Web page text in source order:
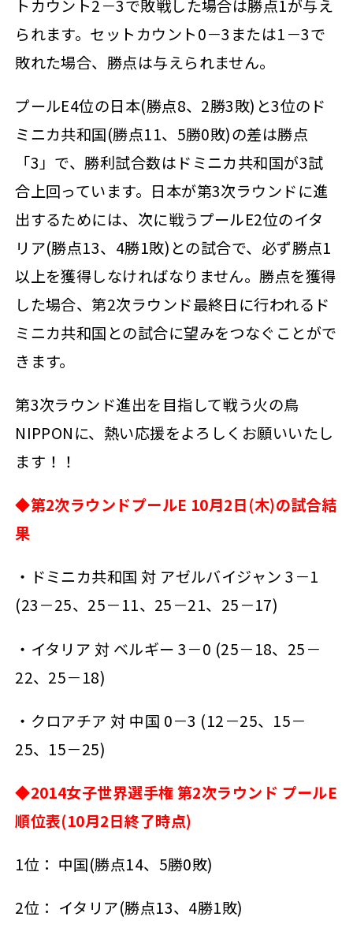
トカウント2－3で敗戦した場合は勝点1が与え
られます。セットカウント0－3または1－3で
敗れた場合、勝点は与えられません。
プールE4位の日本(勝点8、2勝3敗)と3位のド
ミニカ共和国(勝点11、5勝0敗)の差は勝点
「3」で、勝利試合数はドミニカ共和国が3試
合上回っています。日本が第3次ラウンドに進
出するためには、次に戦うプールE2位のイタ
リア(勝点13、4勝1敗)との試合で、必ず勝点1
以上を獲得しなければなりません。勝点を獲得
した場合、第2次ラウンド最終日に行われるド
ミニカ共和国との試合に望みをつなぐことがで
きます。
第3次ラウンド進出を目指して戦う火の鳥
NIPPONに、熱い応援をよろしくお願いいたし
ます！！
◆第2次ラウンドプールE 10月2日(木)の試合結
果
・ドミニカ共和国 対 アゼルバイジャン 3－1
(23－25、25－11、25－21、25－17)
・イタリア 対 ベルギー 3－0 (25－18、25－
22、25－18)
・クロアチア 対 中国 0－3 (12－25、15－
25、15－25)
◆2014女子世界選手権 第2次ラウンド プールE
順位表(10月2日終了時点)
1位： 中国(勝点14、5勝0敗)
2位： イタリア(勝点13、4勝1敗)